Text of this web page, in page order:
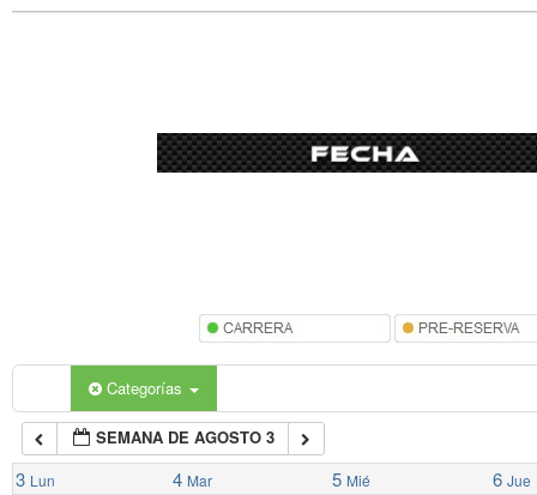
Categorías
SEMANA DE AGOSTO 3
3 Lun 4 Mar 5 Mié 6 Jue
7:00